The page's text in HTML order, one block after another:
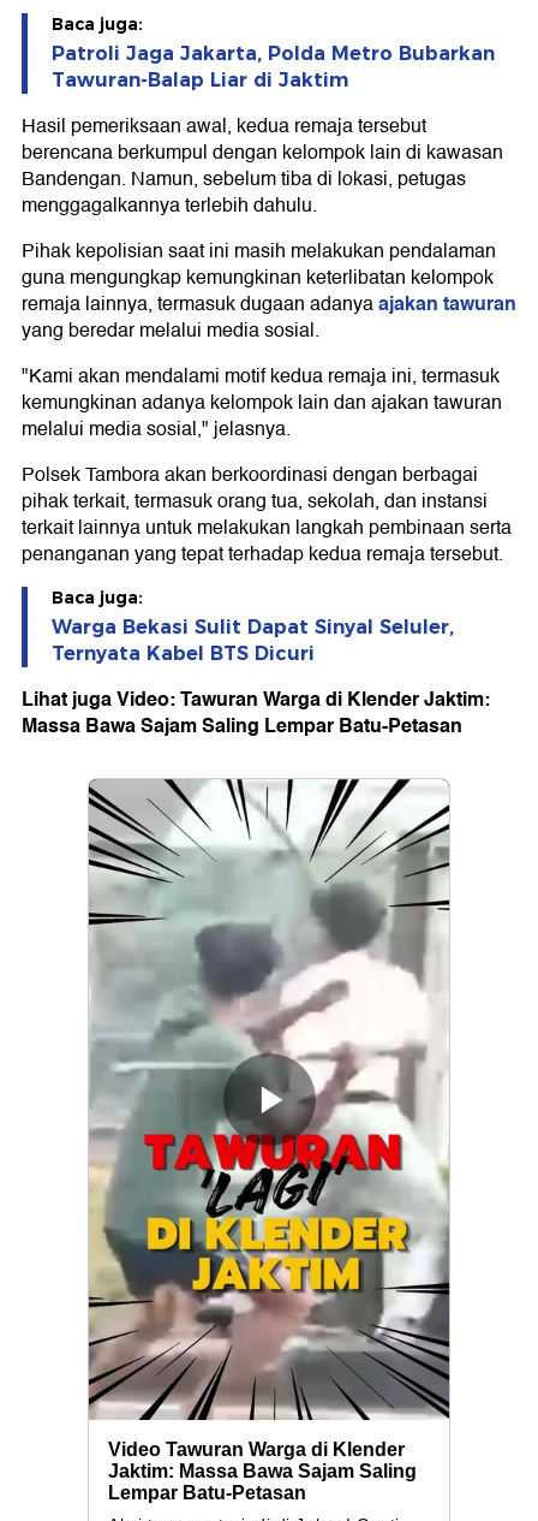
Baca juga:
Patroli Jaga Jakarta, Polda Metro Bubarkan
Tawuran-Balap Liar di Jaktim
Hasil pemeriksaan awal, kedua remaja tersebut
berencana berkumpul dengan kelompok lain di kawasan
Bandengan. Namun, sebelum tiba di lokasi, petugas
menggagalkannya terlebih dahulu.
Pihak kepolisian saat ini masih melakukan pendalaman
guna mengungkap kemungkinan keterlibatan kelompok
remaja lainnya, termasuk dugaan adanyaajakan tawuran
yang beredar melalui media sosial.
"Kami akan mendalami motif kedua remaja ini, termasuk
kemungkinan adanya kelompok lain dan ajakan tawuran
melalui media sosial," jelasnya.
Polsek Tambora akan berkoordinasi dengan berbagai
pihak terkait, termasuk orang tua, sekolah, dan instansi
terkait lainnya untuk melakukan langkah pembinaan serta
penanganan yang tepat terhadap kedua remaja tersebut.
Baca juga:
Warga Bekasi Sulit Dapat Sinyal Seluler,
Ternyata Kabel BTS Dicuri
Lihat juga Video: Tawuran Warga di Klender Jaktim:
Massa Bawa Sajam Saling Lempar Batu-Petasan